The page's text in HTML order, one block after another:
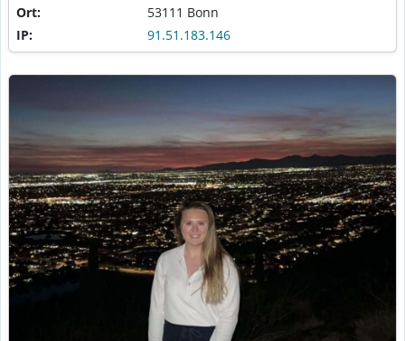
Ort:
53111 Bonn
IP:
91.51.183.146